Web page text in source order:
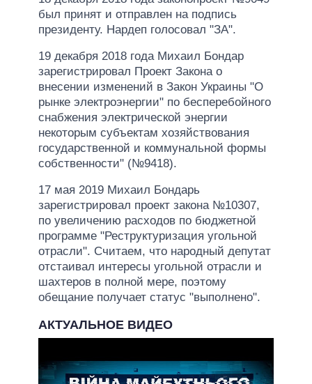
был принят и отправлен на подпись
президенту. Нардеп голосовал "ЗА".
19 декабря 2018 года Михаил Бондар
зарегистрировал Проект Закона о
внесении изменений в Закон Украины "О
рынке электроэнергии" по бесперебойного
снабжения электрической энергии
некоторым субъектам хозяйствования
государственной и коммунальной формы
собственности" (№9418).
17 мая 2019 Михаил Бондарь
зарегистрировал проект закона №10307,
по увеличению расходов по бюджетной
программе "Реструктуризация угольной
отрасли". Считаем, что народный депутат
отстаивал интересы угольной отрасли и
шахтеров в полной мере, поэтому
обещание получает статус "выполнено".
АКТУАЛЬНОЕ ВИДЕО